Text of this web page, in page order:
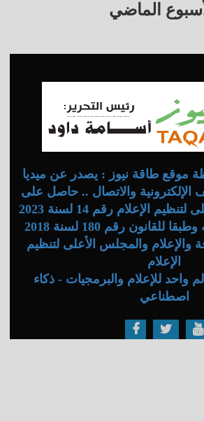
الماضي
موقع طاقة نيوز : يصدر عن ميديا
الإلكترونية والاتصال .. حاصل على
ترخيص المجلس الأعلى لتنظيم الإعلام رقم 14 لسنة 2023
ويعمل وفقا لقراراته وطبقا للقانون رقم 180 لسنة 2018
والإعلام والمجلس الأعلى لتنظيم
الإعلام
واحد للإعلام والبرمجيات - ذكاء
اصطناعي